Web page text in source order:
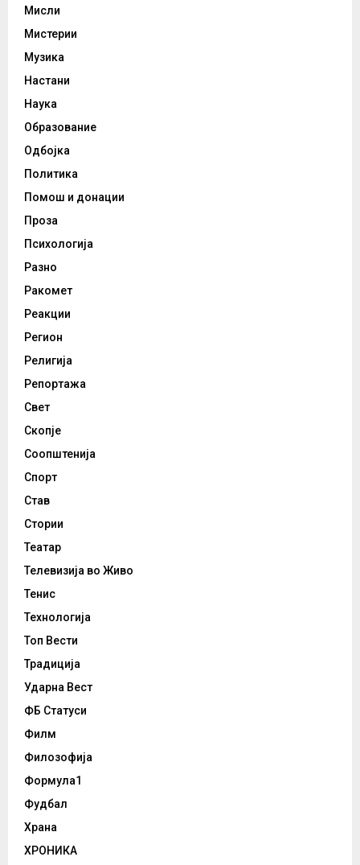
Мисли
Мистерии
Музика
Настани
Наука
Образование
Одбојка
Политика
Помош и донации
Проза
Психологија
Разно
Ракомет
Реакции
Регион
Религија
Репортажа
Свет
Скопје
Соопштенија
Спорт
Став
Стории
Театар
Телевизија во Живо
Тенис
Технологија
Топ Вести
Традиција
Ударна Вест
ФБ Статуси
Филм
Филозофија
Формула1
Фудбал
Храна
ХРОНИКА